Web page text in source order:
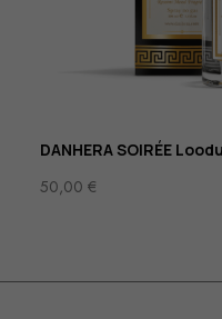
DANHERA SOIRÉE
50,00 €